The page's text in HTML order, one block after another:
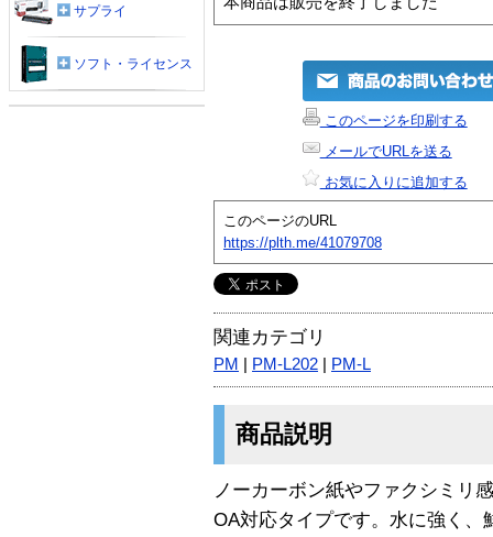
このページを印刷する
メールでURLを送る
お気に入りに追加する
このページのURL
https://plth.me/41079708
関連カテゴリ
PM PM-L202 PM-L
商品説明
ノーカーボン紙やファクシミリ
OA対応タイプです。水に強く
サプライ
ソフト・ライセンス